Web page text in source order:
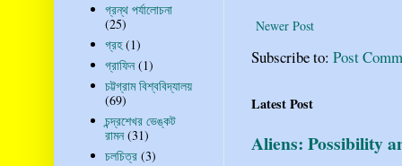
Newer Post
Subscribe to: Post
Latest Post
Aliens: Possibility
গ্রন্থ পর্যালোচনা
(25)
গ্রহ (1)
গ্রাফিন (1)
চট্টগ্রাম বিশ্ববিদ্যালয়
(69)
চন্দ্রশেখর ভেঙ্কট
রামন (31)
চলচিত্র (3)